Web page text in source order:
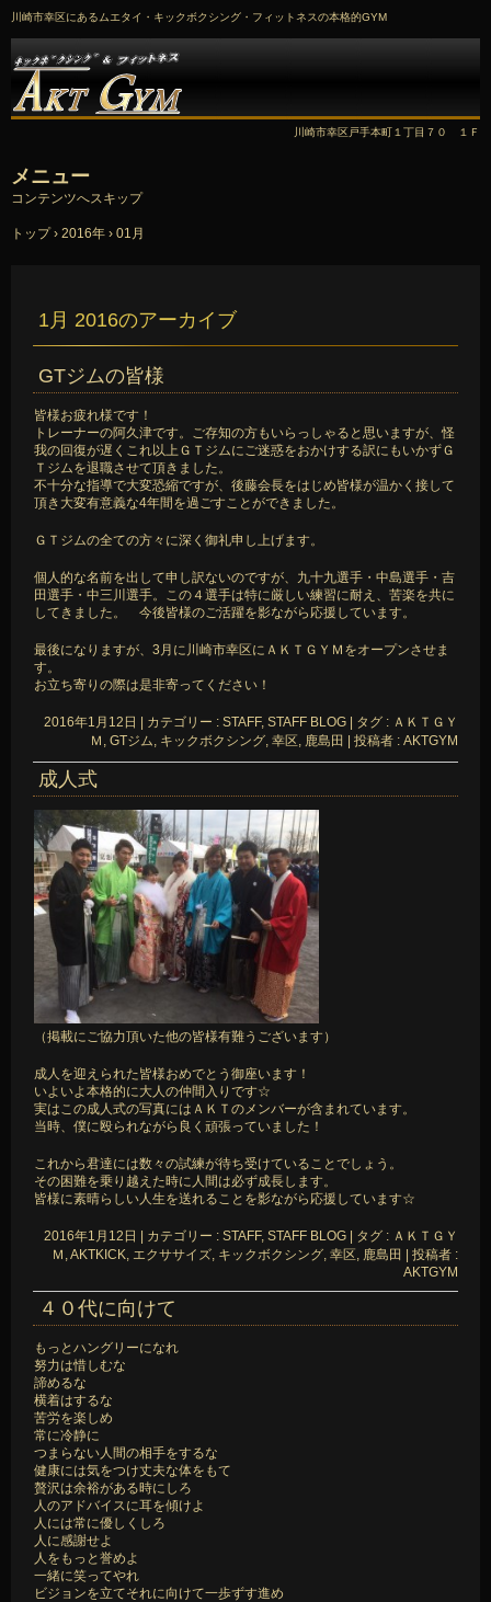
川崎市幸区にあるムエタイ・キックボクシング・フィットネスの本格的GYM
川崎市幸区戸手本町１丁目７０ １Ｆ
メニュー
コンテンツへスキップ
トップ › 2016年 › 01月
1月 2016のアーカイブ
GTジムの皆様
皆様お疲れ様です！
トレーナーの阿久津です。ご存知の方もいらっしゃると思いますが、怪
我の回復が遅くこれ以上ＧＴジムにご迷惑をおかけする訳にもいかずＧ
Ｔジムを退職させて頂きました。
不十分な指導で大変恐縮ですが、後藤会長をはじめ皆様が温かく接して
頂き大変有意義な4年間を過ごすことができました。
ＧＴジムの全ての方々に深く御礼申し上げます。
個人的な名前を出して申し訳ないのですが、九十九選手・中島選手・吉
田選手・中三川選手。この４選手は特に厳しい練習に耐え、苦楽を共に
してきました。 今後皆様のご活躍を影ながら応援しています。
最後になりますが、3月に川崎市幸区にＡＫＴＧＹＭをオープンさせま
す。
お立ち寄りの際は是非寄ってください！
2016年1月12日 カテゴリー : STAFF, STAFF BLOG タグ : ＡＫＴＧＹ
Ｍ , GTジム, キックボクシング, 幸区, 鹿島田 投稿者 : AKTGYM
成人式
（掲載にご協力頂いた他の皆様有難うございます）
成人を迎えられた皆様おめでとう御座います！
いよいよ本格的に大人の仲間入りです☆
実はこの成人式の写真にはＡＫＴのメンバーが含まれています。
当時、僕に殴られながら良く頑張っていました！
これから君達には数々の試練が待ち受けていることでしょう。
その困難を乗り越えた時に人間は必ず成長します。
皆様に素晴らしい人生を送れることを影ながら応援しています☆
2016年1月12日 | カテゴリー : STAFF, STAFF BLOG | タグ : ＡＫＴＧＹ
Ｍ ,AKTKICK, エクササイズ, キックボクシング, 幸区, 鹿島田 | 投稿者 :
AKTGYM
４０代に向けて
もっとハングリーになれ
努力は惜しむな
諦めるな
横着はするな
苦労を楽しめ
常に冷静に
つまらない人間の相手をするな
健康には気をつけ丈夫な体をもて
贅沢は余裕がある時にしろ
人のアドバイスに耳を傾けよ
人には常に優しくしろ
人に感謝せよ
人をもっと誉めよ
一緒に笑ってやれ
ビジョンを立てそれに向けて一歩ずす進め